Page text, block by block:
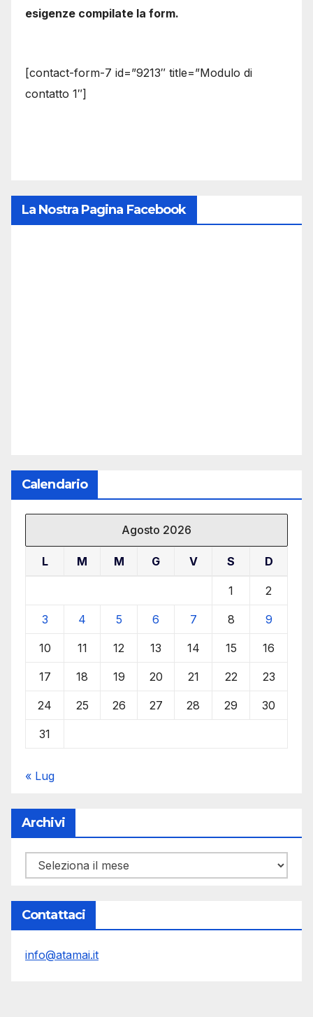
esigenze compilate la form.
[contact-form-7 id=”9213″ title=”Modulo di
contatto 1″]
La Nostra Pagina Facebook
Calendario
Agosto 2026
L M M G V S D
1 2
3 4 5 6 7 8 9
10 11 12 13 14 15 16
17 18 19 20 21 22 23
24 25 26 27 28 29 30
31
« Lug
Archivi
Archivi
Contattaci
info@atamai.it